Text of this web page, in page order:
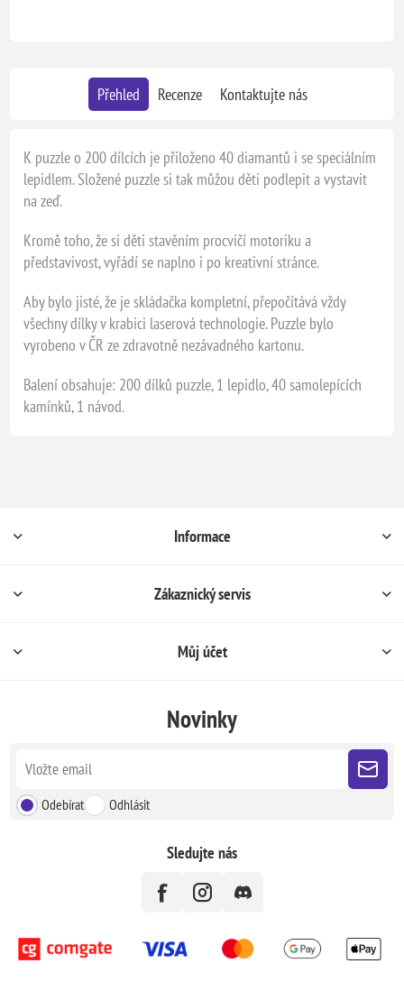
Přehled Recenze Kontaktujte nás
K puzzle o 200 dílcích je přiloženo 40 diamantů i se speciálním
lepidlem. Složené puzzle si tak můžou děti podlepit a vystavit
na zeď.
Kromě toho, že si děti stavěním procvičí motoriku a
představivost, vyřádí se naplno i po kreativní stránce.
Aby bylo jisté, že je skládačka kompletní, přepočítává vždy
všechny dílky v krabici laserová technologie. Puzzle bylo
vyrobeno v ČR ze zdravotně nezávadného kartonu.
Balení obsahuje: 200 dílků puzzle, 1 lepidlo, 40 samolepících
kamínků, 1 návod.
Informace
Zákaznický servis
Můj účet
Novinky
Odebírat Odhlásit
Sledujte nás